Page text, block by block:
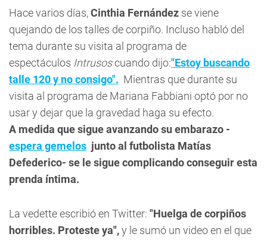
Hace varios días,Cinthia Fernández se viene
quejando de los talles de corpiño. Incluso habló del
tema durante su visita al programa de
espectáculos Intrusoscuando dijo:"Estoy buscando
talle 120 y no consigo". Mientras que durante su
visita al programa de Mariana Fabbiani optó por no
usar y dejar que la gravedad haga su efecto.
A medida que sigue avanzando su embarazo -
espera gemelos junto al futbolista Matías
Defederico- se le sigue complicando conseguir esta
prenda íntima.
La vedette escribió en Twitter: "Huelga de corpiños
horribles. Proteste ya",y le sumó un video en el que